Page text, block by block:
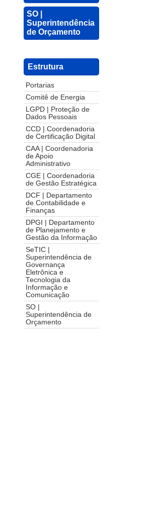
SO |
Superintendência
de Orçamento
Estrutura
Portarias
Comitê de Energia
LGPD | Proteção de
Dados Pessoais
CCD | Coordenadoria
de Certificação Digital
CAA | Coordenadoria
de Apoio
Administrativo
CGE | Coordenadoria
de Gestão Estratégica
DCF | Departamento
de Contabilidade e
Finanças
DPGI | Departamento
de Planejamento e
Gestão da Informação
SeTIC |
Superintendência de
Governança
Eletrônica e
Tecnologia da
Informação e
Comunicação
SO |
Superintendência de
Orçamento